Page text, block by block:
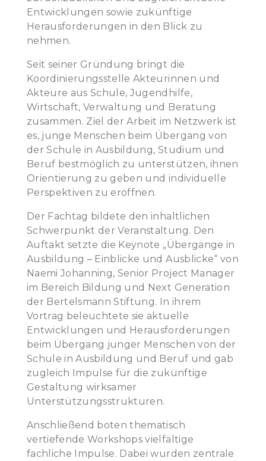
Entwicklungen sowie zukünftige
Herausforderungen in den Blick zu
nehmen.
Seit seiner Gründung bringt die
Koordinierungsstelle Akteurinnen und
Akteure aus Schule, Jugendhilfe,
Wirtschaft, Verwaltung und Beratung
zusammen. Ziel der Arbeit im Netzwerk ist
es, junge Menschen beim Übergang von
der Schule in Ausbildung, Studium und
Beruf bestmöglich zu unterstützen, ihnen
Orientierung zu geben und individuelle
Perspektiven zu eröffnen.
Der Fachtag bildete den inhaltlichen
Schwerpunkt der Veranstaltung. Den
Auftakt setzte die Keynote „Übergänge in
Ausbildung – Einblicke und Ausblicke“ von
Naemi Johanning, Senior Project Manager
im Bereich Bildung und Next Generation
der Bertelsmann Stiftung. In ihrem
Vortrag beleuchtete sie aktuelle
Entwicklungen und Herausforderungen
beim Übergang junger Menschen von der
Schule in Ausbildung und Beruf und gab
zugleich Impulse für die zukünftige
Gestaltung wirksamer
Unterstützungsstrukturen.
Anschließend boten thematisch
vertiefende Workshops vielfältige
fachliche Impulse. Dabei wurden zentrale